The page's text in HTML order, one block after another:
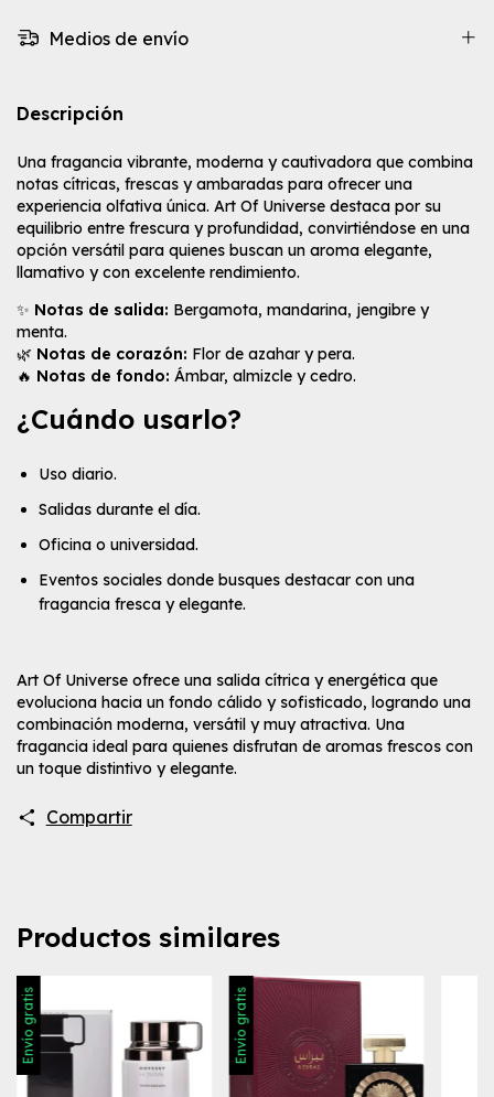
Medios de envío
Descripción
Una fragancia vibrante, moderna y cautivadora que combina
notas cítricas, frescas y ambaradas para ofrecer una
experiencia olfativa única. Art Of Universe destaca por su
equilibrio entre frescura y profundidad, convirtiéndose en una
opción versátil para quienes buscan un aroma elegante,
llamativo y con excelente rendimiento.
✨ Notas de salida: Bergamota, mandarina, jengibre y
menta.
🌿 Notas de corazón: Flor de azahar y pera.
🔥 Notas de fondo: Ámbar, almizcle y cedro.
¿Cuándo usarlo?
Uso diario.
Salidas durante el día.
Oficina o universidad.
Eventos sociales donde busques destacar con una
fragancia fresca y elegante.
Art Of Universe ofrece una salida cítrica y energética que
evoluciona hacia un fondo cálido y sofisticado, logrando una
combinación moderna, versátil y muy atractiva. Una
fragancia ideal para quienes disfrutan de aromas frescos con
un toque distintivo y elegante.
Compartir
Productos similares
Envío gratis Envío gratis